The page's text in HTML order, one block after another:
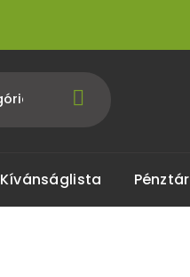
Kívánságlista Pénztár